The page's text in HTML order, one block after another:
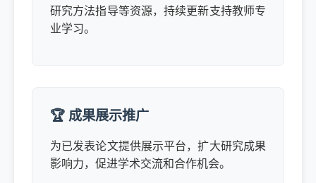
研究方法指导等资源，持续更新支持教师专
业学习。
🏆 成果展示推广
为已发表论文提供展示平台，扩大研究成果
影响力，促进学术交流和合作机会。